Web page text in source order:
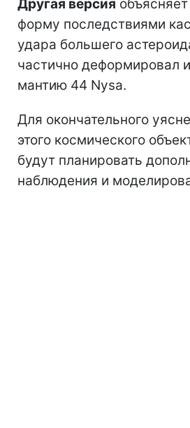
Другая версия
форму последствиями
удара большего
частично деформировал
мантию 44 Nysa.
Для окончательного
этого космического
будут планировать
наблюдения и